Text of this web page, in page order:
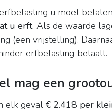
u moet
u erft. Als de waarde
(een vrijstelling).
erfbelasting betaalt.
mag een
elk geval € 2.418 per